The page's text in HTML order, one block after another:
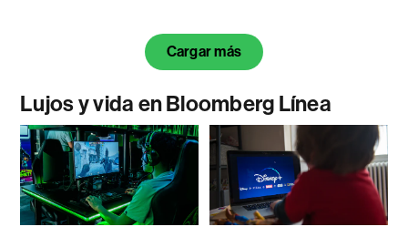
Cargar más
Lujos y vida en Bloomberg Línea